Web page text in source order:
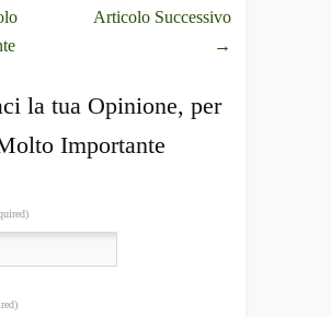
Articolo Successivo
→
la tua Opinione, per
Importante